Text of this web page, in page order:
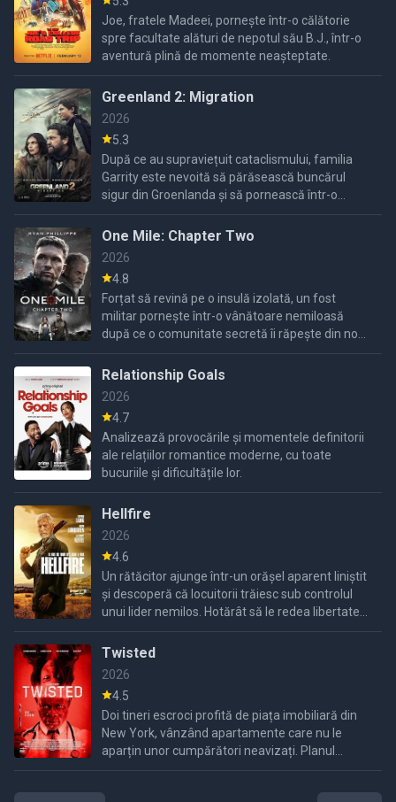
Joe, fratele Madeei, pornește într-o călătorie
spre facultate alături de nepotul său B.J., într-o
aventură plină de momente neașteptate.
Greenland 2: Migration
2026
5.3
După ce au supraviețuit cataclismului, familia
Garrity este nevoită să părăsească buncărul
sigur din Groenlanda și să pornească într-o
expediție periculoasă prin pustiul înghețat al
Europei, în ...
One Mile: Chapter Two
2026
4.8
Forțat să revină pe o insulă izolată, un fost
militar pornește într-o vânătoare nemiloasă
după ce o comunitate secretă îi răpește din nou
fiica, pregătită pentru fiecare mișcare a lui.
Relationship Goals
2026
4.7
Analizează provocările și momentele definitorii
ale relațiilor romantice moderne, cu toate
bucuriile și dificultățile lor.
Hellfire
2026
4.6
Un rătăcitor ajunge într-un orășel aparent liniștit
și descoperă că locuitorii trăiesc sub controlul
unui lider nemilos. Hotărât să le redea libertatea,
încearcă să-i elibereze din această dominație.
Twisted
2026
4.5
Doi tineri escroci profită de piața imobiliară din
New York, vânzând apartamente care nu le
aparțin unor cumpărători neavizați. Planul
funcționează până când dau peste proprietarul